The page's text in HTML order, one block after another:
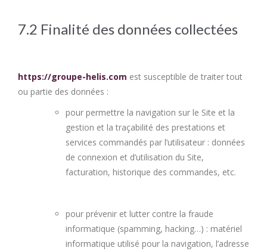
7.2 Finalité des données collectées
https://groupe-helis.com est susceptible de traiter tout
ou partie des données :
pour permettre la navigation sur le Site et la
gestion et la traçabilité des prestations et
services commandés par l’utilisateur : données
de connexion et d’utilisation du Site,
facturation, historique des commandes, etc.
pour prévenir et lutter contre la fraude
informatique (spamming, hacking…) : matériel
informatique utilisé pour la navigation, l’adresse